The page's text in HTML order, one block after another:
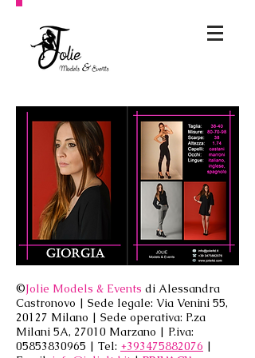
©Jolie Models & Events di Alessandra
Castronovo | Sede legale: Via Venini 55,
20127 Milano | Sede operativa: P.za
Milani 5A, 27010 Marzano | P.iva:
05853830965 | Tel: +393475882076 |